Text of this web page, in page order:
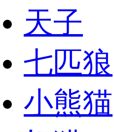
天子
七匹狼
小熊猫